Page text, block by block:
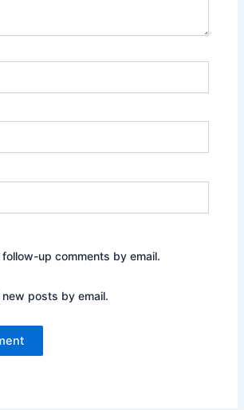
up comments by email.
posts by email.